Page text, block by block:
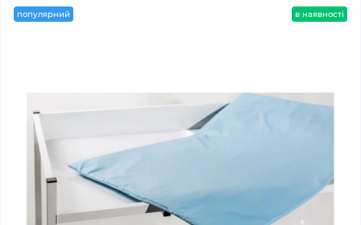
популярний в наявності